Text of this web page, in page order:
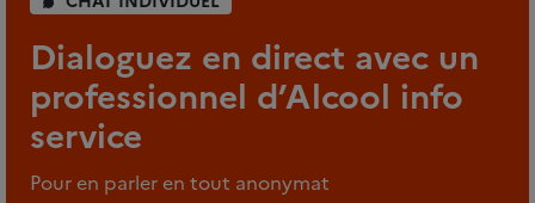
Dialoguez en direct avec un
professionnel d’Alcool info
service
Pour en parler en tout anonymat